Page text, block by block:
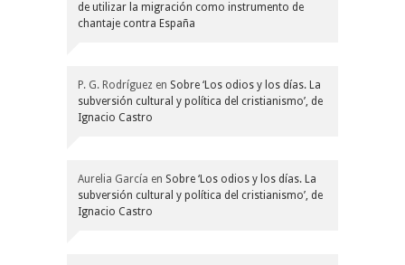
de utilizar la migración como instrumento de
chantaje contra España
P. G. Rodríguez en Sobre ‘Los odios y los días. La
subversión cultural y política del cristianismo’, de
Ignacio Castro
Aurelia García en Sobre ‘Los odios y los días. La
subversión cultural y política del cristianismo’, de
Ignacio Castro